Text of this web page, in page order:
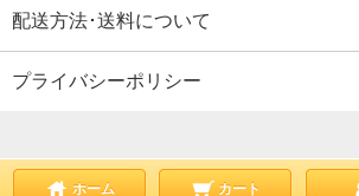
配送方法･送料について
プライバシーポリシー
ホーム カート